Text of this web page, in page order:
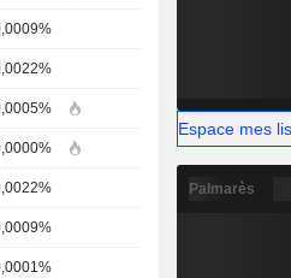
Espace mes
Palmarès